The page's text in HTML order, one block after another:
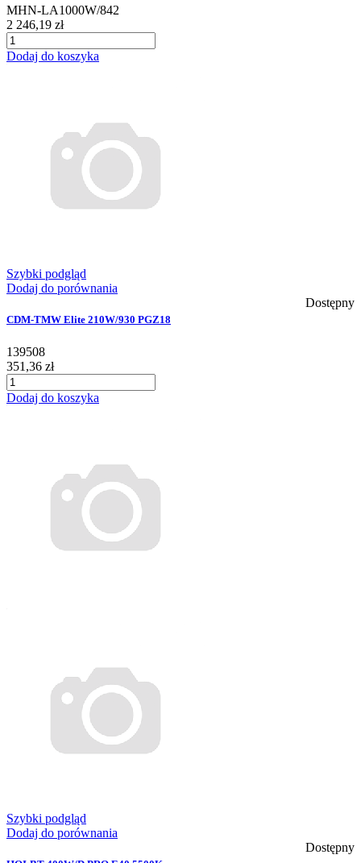
MHN-LA1000W/842
2 246,19 zł
Dodaj do koszyka
Szybki podgląd
Dodaj do porównania
Dostępny
CDM-TMW Elite 210W/930 PGZ18
139508
351,36 zł
Dodaj do koszyka
Szybki podgląd
Dodaj do porównania
Dostępny